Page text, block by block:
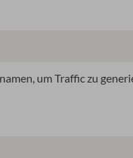
um Traffic zu